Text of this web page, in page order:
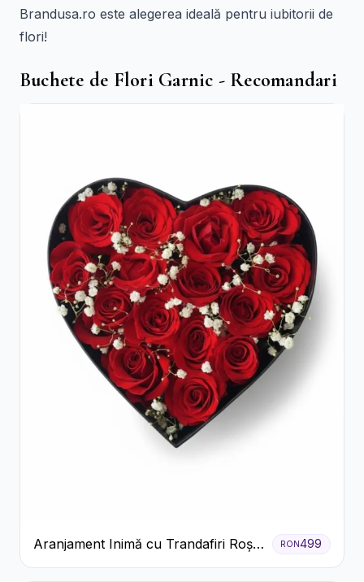
Brandusa.ro este alegerea ideală pentru iubitorii de
flori!
Buchete de Flori Garnic - Recomandari
Aranjament Inimă cu Trandafiri Roșii
și Floarea Miresei
RON499